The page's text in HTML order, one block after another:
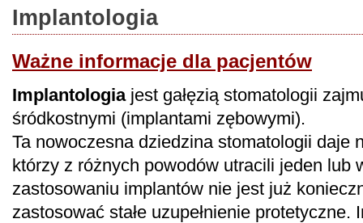
Implantologia
Ważne informacje dla pacjentów
Implantologiajest gałęzią stomatologii
śródkostnymi (implantami zębowymi).
Ta nowoczesna dziedzina stomatologii daje
którzy z różnych powodów utracili jeden lub
zastosowaniu implantów nie jest już
zastosować stałe uzupełnienie protetyczne.